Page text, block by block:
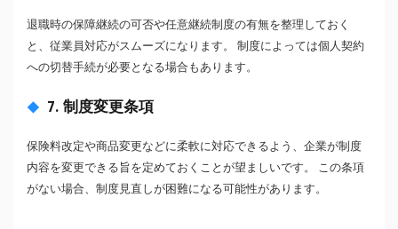
退職時の保障継続の可否や任意継続制度の有無を整理しておく
と、従業員対応がスムーズになります。 制度によっては個人契約
への切替手続が必要となる場合もあります。
7. 制度変更条項
保険料改定や商品変更などに柔軟に対応できるよう、企業が制度
内容を変更できる旨を定めておくことが望ましいです。 この条項
がない場合、制度見直しが困難になる可能性があります。